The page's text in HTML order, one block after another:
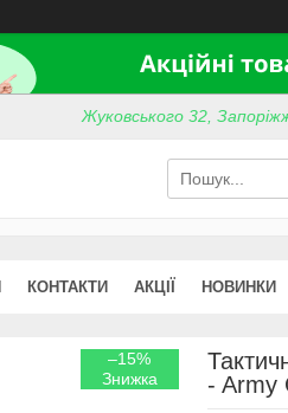
Жуковського 32,
КОНТАКТИ АКЦІЇ НОВИНКИ
–15%
- Army